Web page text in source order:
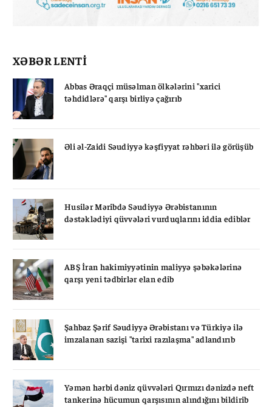
XƏBƏR LENTİ
Abbas Əraqçi müsəlman ölkələrini "xarici
təhdidlərə" qarşı birliyə çağırıb
Əli əl-Zaidi Səudiyyə kəşfiyyat rəhbəri ilə görüşüb
Husilər Məribdə Səudiyyə Ərəbistanının
dəstəklədiyi qüvvələri vurduqlarını iddia ediblər
ABŞ İran hakimiyyətinin maliyyə şəbəkələrinə
qarşı yeni tədbirlər elan edib
Şahbaz Şərif Səudiyyə Ərəbistanı və Türkiyə ilə
imzalanan sazişi "tarixi razılaşma" adlandırıb
Yəmən hərbi dəniz qüvvələri Qırmızı dənizdə neft
tankerinə hücumun qarşısının alındığını bildirib